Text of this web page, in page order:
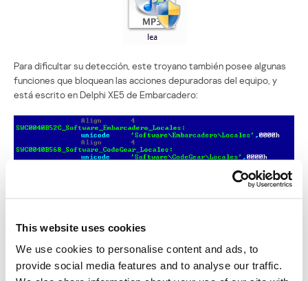
This website uses cookies
We use cookies to personalise content and ads, to
provide social media features and to analyse our traffic.
Para dificultar su detección, este troyano también posee algunas
funciones que bloquean las acciones depuradoras del equipo, y
está escrito en Delphi XE5 de Embarcadero:
contacto con la consola de estadísticas de infecciones de los
ciberdelincuentes, y cuando se abre, un puerto local 1157 envía la
información robada en formato Oracle DB. Además, descarga
otros programas maliciosos en el sistema, algunos de los cuales